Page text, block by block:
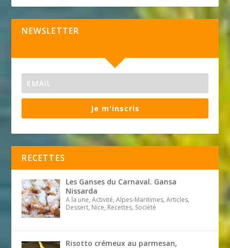
NEWSLETTER
Je m'inscris
RECETTES
Les Ganses du Carnaval. Gansa
Nissarda
A la une, Activité, Alpes-Maritimes, Articles,
Dessert, Nice, Recettes, Société
Risotto crémeux au parmesan,